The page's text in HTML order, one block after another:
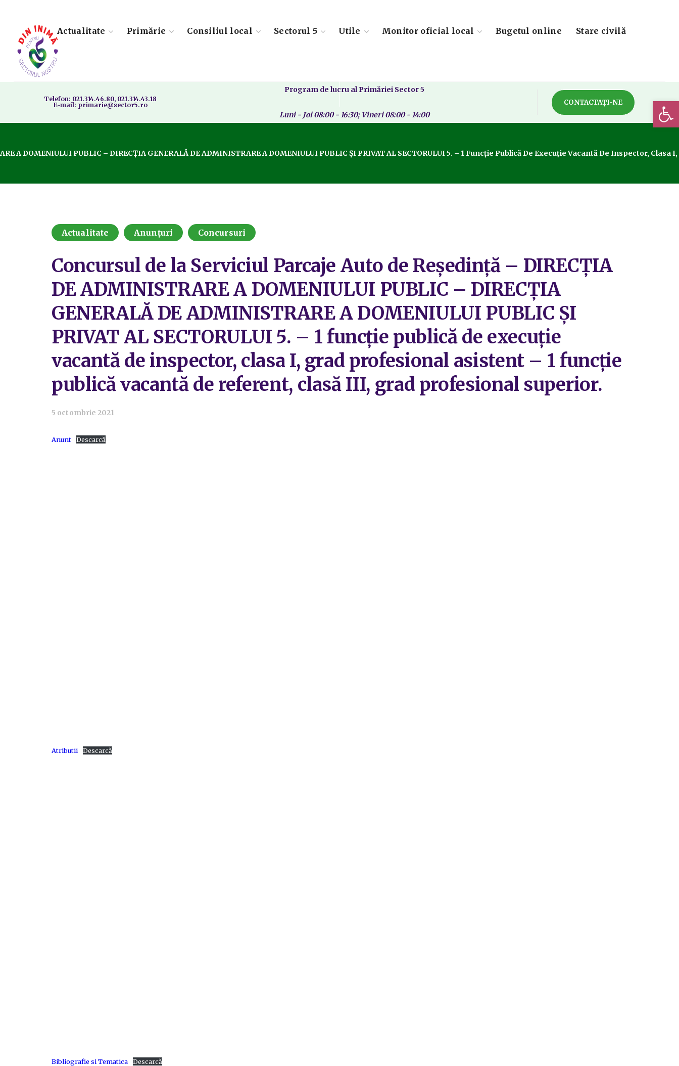
Actualitate Primărie Consiliul local Sectorul 5 Utile Monitor oficial local Bugetul online Stare civilă
Telefon: 021.314.46.80, 021.314.43.18
E-mail: primarie@sector5.ro
Program de lucru al Primăriei Sector 5
Luni - Joi 08:00 - 16:30; Vineri 08:00 - 14:00
CONTACTAȚI-NE
A DOMENIULUI PUBLIC – DIRECȚIA GENERALĂ DE ADMINISTRARE A DOMENIULUI PUBLIC ȘI PRIVAT AL SECTORULUI 5. – 1 Funcție Publică De Execuție Vacantă De Inspector,
Actualitate Anunțuri Concursuri
Concursul de la Serviciul Parcaje Auto de Reședință – DIRECȚIA
DE ADMINISTRARE A DOMENIULUI PUBLIC – DIRECȚIA
GENERALĂ DE ADMINISTRARE A DOMENIULUI PUBLIC ȘI
PRIVAT AL SECTORULUI 5. – 1 funcție publică de execuție
vacantă de inspector, clasa I, grad profesional asistent – 1 funcție
publică vacantă de referent, clasă III, grad profesional superior.
5 octombrie 2021
Anunt Descarcă
Atributii Descarcă
Bibliografie si Tematica Descarcă